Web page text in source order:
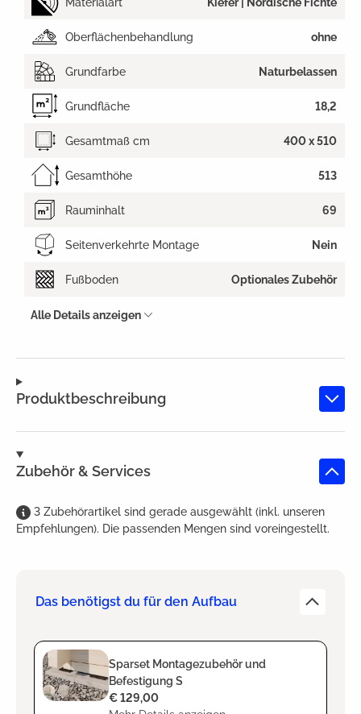
Produktbeschreibung
Zubehör & Services
3 Zubehörartikel sind gerade ausgewählt (inkl. unseren
Empfehlungen). Die passenden Mengen sind voreingestellt.
Das benötigst du für den Aufbau
Sparset Montagezubehör und
Befestigung S
€ 129,00
Oberflächenbehandlung ohne
Grundfarbe Naturbelassen
Grundfläche 18,2
Gesamtmaß cm 400 x 510
Gesamthöhe 513
Rauminhalt 69
Seitenverkehrte Montage Nein
Fußboden Optionales Zubehör
Alle Details anzeigen